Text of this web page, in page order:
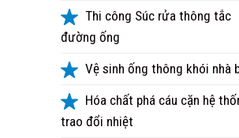
Thi công Súc rửa thông tắc
đường ống
Vệ sinh ống thông khói nhà
Hóa chất phá cáu cặn hệ
trao đổi nhiệt